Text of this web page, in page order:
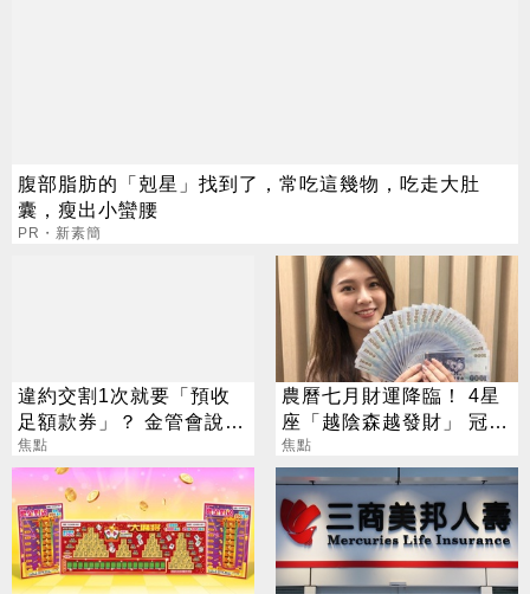
腹部脂肪的「剋星」找到了，常吃這幾物，吃走大肚
囊，瘦出小蠻腰
PR・新素簡
違約交割1次就要「預收
足額款券」？ 金管會說話
了
焦點
農曆七月財運降臨！ 4星
座「越陰森越發財」 冠軍
賺到翻
焦點